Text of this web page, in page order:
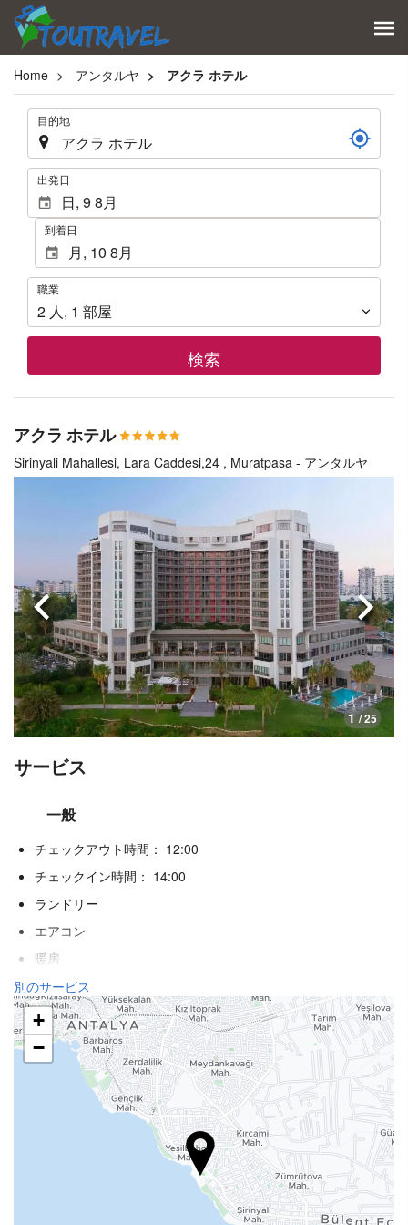
Home アンタルヤ アクラ ホテル
. 目的地
. 出発日
到着日
職
業
職業
2 人, 1 部屋
検索
アクラ ホテル
Sirinyali Mahallesi, Lara Caddesi,24 , Muratpasa - アンタルヤ
1 / 25
前へ 次へ
サービス
一般
チェックアウト時間： 12:00
チェックイン時間： 14:00
ランドリー
エアコン
暖房
エレベーター
ビーチフロント
身体不自由者用のアクセス
禁煙ルーム
別のサービス
+
−